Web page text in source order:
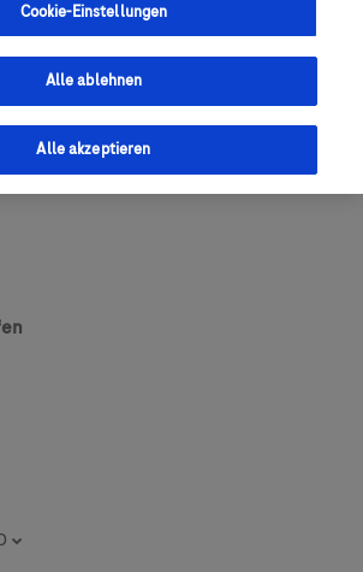
Cookie-Einstellungen
Alle ablehnen
Alle akzeptieren